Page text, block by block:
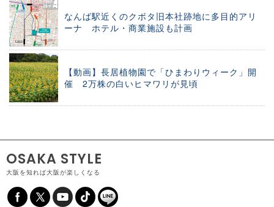
なんば駅近くのクボタ旧本社跡地に多目的アリ
ーナ ホテル・商業施設も計画
【動画】長居植物園で「ひまわりウィーク」開
催 2万株の白いヒマワリが見頃
OSAKA STYLE
大阪を知れば大阪が楽しくなる